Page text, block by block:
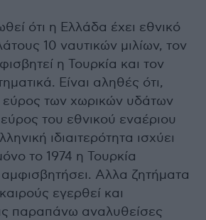
ότι η Ελλάδα έχει εθνικό
10 ναυτικών μιλίων, τον
η Τουρκία και τον
Είναι αληθές ότι,
των χωρικών υδάτων
εύρος του εθνικού εναέριου
ιδιαιτερότητα ισχύει
το 1974 η Τουρκία
Αλλα ζητήματα
εγερθεί και
παραπάνω αναλυθείσες